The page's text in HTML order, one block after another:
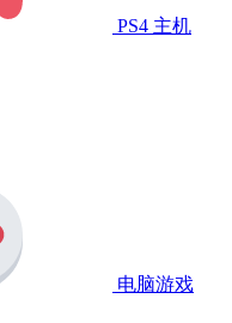
PS4 主机
电脑游戏